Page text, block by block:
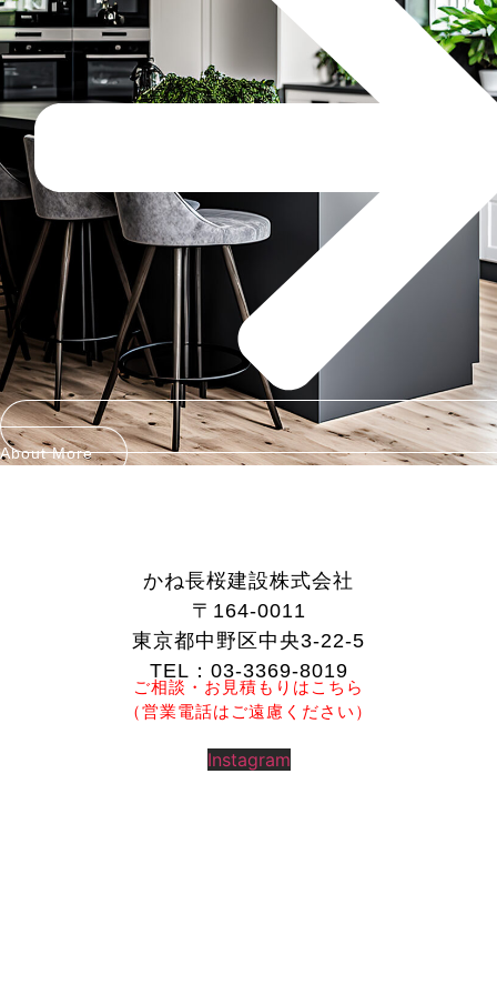
About More
かね長桜建設株式会社
〒164-0011
東京都中野区中央3-22-5
TEL：03-3369-8019
ご相談・お見積もりはこちら
（営業電話はご遠慮ください）
Instagram